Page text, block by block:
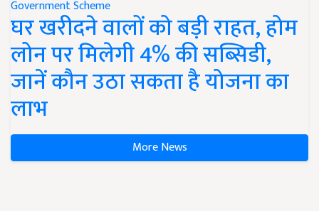
Government Scheme
घर खरीदने वालों को बड़ी राहत, होम
लोन पर मिलेगी 4% की सब्सिडी,
जानें कौन उठा सकता है योजना का
लाभ
More News